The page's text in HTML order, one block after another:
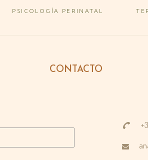
PSICOLOGÍA PERINATAL
CONTACTO